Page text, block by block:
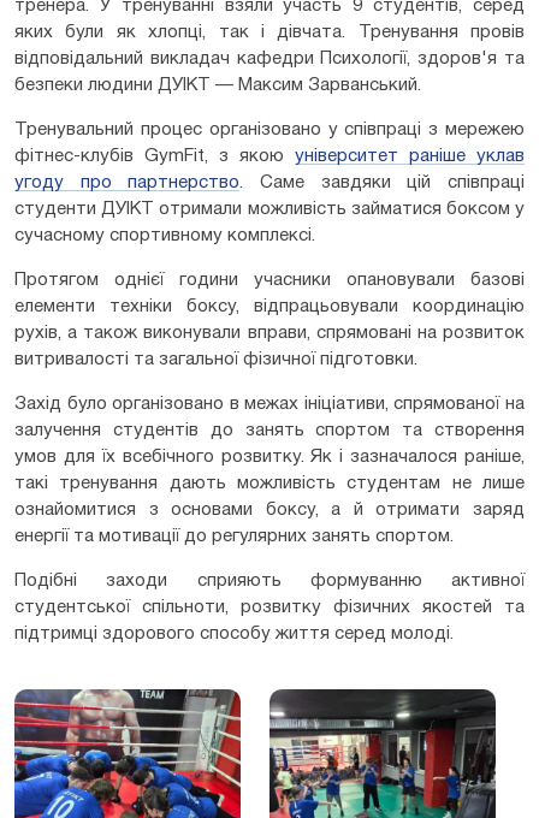
тренера. У тренуванні взяли участь 9 студентів, серед
яких були як хлопці, так і дівчата. Тренування провів
відповідальний викладач кафедри Психології, здоров'я та
безпеки людини ДУІКТ — Максим Зарванський.
Тренувальний процес організовано у співпраці з мережею
фітнес-клубів GymFit, з якою університет раніше уклав
угоду про партнерство. Саме завдяки цій співпраці
студенти ДУІКТ отримали можливість займатися боксом у
сучасному спортивному комплексі.
Протягом однієї години учасники опановували базові
елементи техніки боксу, відпрацьовували координацію
рухів, а також виконували вправи, спрямовані на розвиток
витривалості та загальної фізичної підготовки.
Захід було організовано в межах ініціативи, спрямованої на
залучення студентів до занять спортом та створення
умов для їх всебічного розвитку. Як і зазначалося раніше,
такі тренування дають можливість студентам не лише
ознайомитися з основами боксу, а й отримати заряд
енергії та мотивації до регулярних занять спортом.
Подібні заходи сприяють формуванню активної
студентської спільноти, розвитку фізичних якостей та
підтримці здорового способу життя серед молоді.